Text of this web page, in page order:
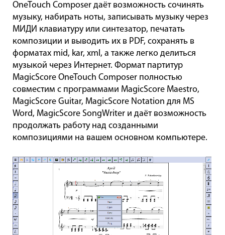
OneTouch Composer даёт возможность сочинять
музыку, набирать ноты, записывать музыку через
МИДИ клавиатуру или синтезатор, печатать
композиции и выводить их в PDF, сохранять в
форматах mid, kar, xml, а также легко делиться
музыкой через Интернет. Формат партитур
MagicScore OneTouch Composer полностью
совместим с программами MagicScore Maestro,
MagicScore Guitar, MagicScore Notation для MS
Word, MagicScore SongWriter и даёт возможность
продолжать работу над созданными
композициями на вашем основном компьютере.